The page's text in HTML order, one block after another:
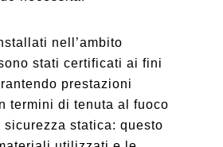
nell’ambito
stati certificati ai fini
prestazioni
termini di tenuta al fuoco
statica: questo